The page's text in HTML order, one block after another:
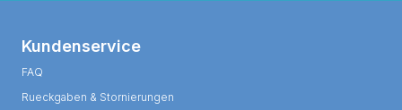
Kundenservice
FAQ
Rueckgaben & Stornierungen